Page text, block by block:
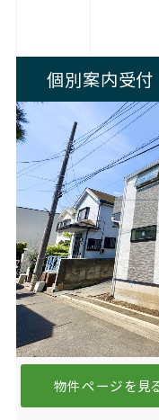
個別案内受付
物件ページを見